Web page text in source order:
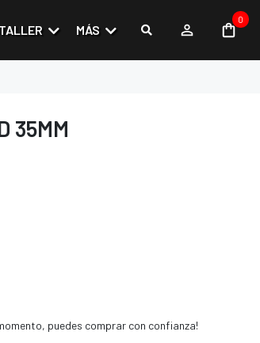
TALLER MÁS
0
35MM
puedes comprar con confianza!